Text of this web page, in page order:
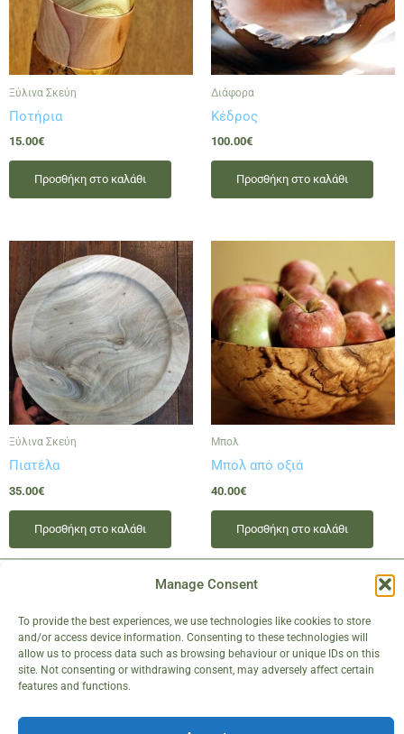
Manage Consent
To provide the best experiences, we use technologies like cookies to store
and/or access device information. Consenting to these technologies will
allow us to process data such as browsing behaviour or unique IDs on this
site. Not consenting or withdrawing consent, may adversely affect certain
features and functions.
Ξύλινα Σκεύη
Ποτήρια
15.00€
Προσθήκη στο καλάθι
Διάφορα
Κέδρος
100.00€
Προσθήκη στο καλάθι
Ξύλινα Σκεύη
Πιατέλα
35.00€
Προσθήκη στο καλάθι
Μπολ
Μπολ από οξιά
40.00€
Προσθήκη στο καλάθι
Καλάθι
Λογαριασμός
Συμμετοχή
Σχετικά με εμάς
Επικοινωνία